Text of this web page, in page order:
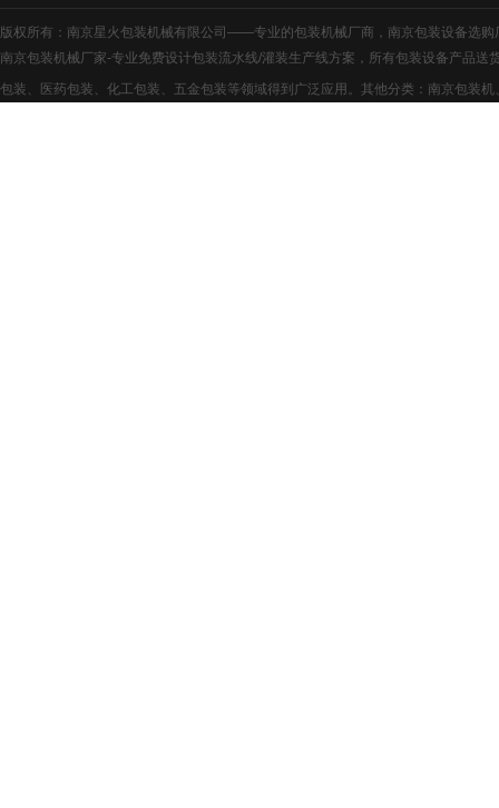
版权所有：南京星火包装机械有限公司——专业的包装机械厂商 ， 南京包装设备选购
南京包装机械厂家-专业免费设计包装流水线/灌装生产线方案，所有包装设备产品
包装、医药包装、化工包装、五金包装等领域得到广泛应用。其他分类： 南京包装机